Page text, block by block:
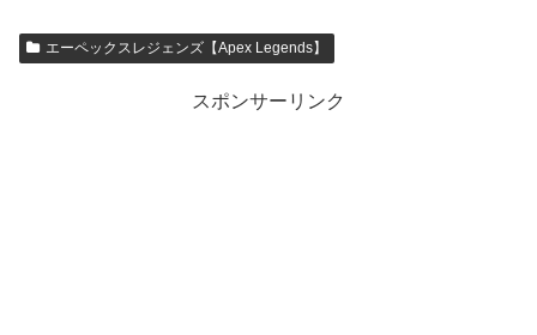
エーペックスレジェンズ【Apex Legends】
スポンサーリンク